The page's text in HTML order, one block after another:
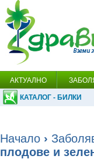
АКТУАЛНО
КАТАЛОГ - БИЛКИ
Начало ›
плодове и